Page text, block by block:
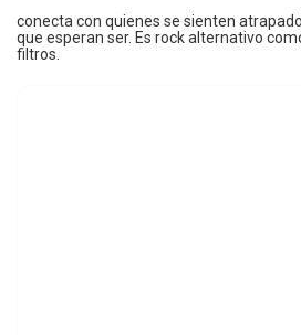
conecta con quienes se sienten
que esperan ser. Es rock alternativo
filtros.